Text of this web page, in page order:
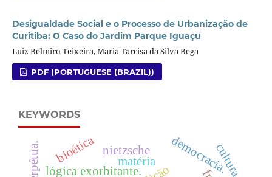
Desigualdade Social e o Processo de Urbanização de
Curitiba: O Caso do Jardim Parque Iguaçu
Luiz Belmiro Teixeira, Maria Tarcisa da Silva Bega
PDF (PORTUGUESE (BRAZIL))
KEYWORDS
lógica exorbitante.
matéria democracia.
cultura
nietzsche
bioética